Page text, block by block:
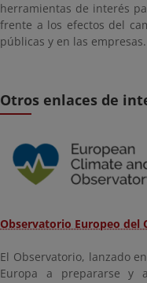
herramientas de interés
frente a los efectos del
públicas y en las empresas.
Otros enlaces de
Observatorio Europeo del
El Observatorio, lanzado
Europa a prepararse y